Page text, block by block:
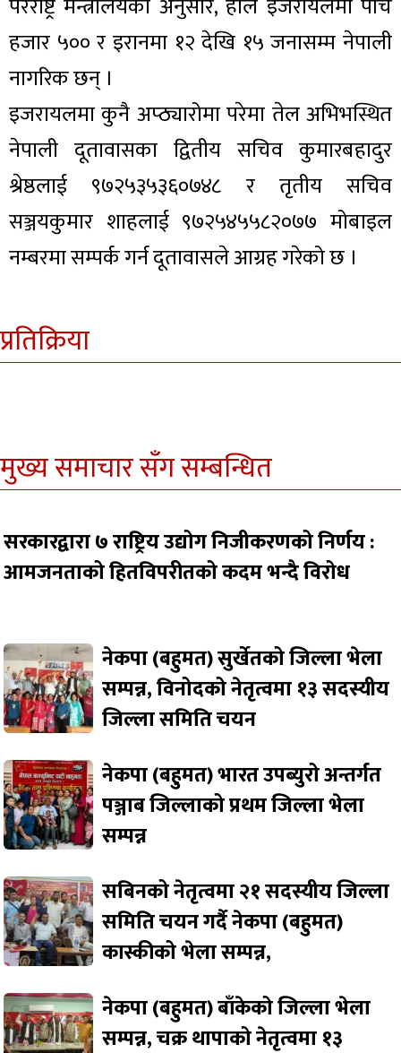
परराष्ट्र मन्त्रालयका अनुसार, हाल इजरायलमा पाँच
हजार ५०० र इरानमा १२ देखि १५ जनासम्म नेपाली
नागरिक छन् ।
इजरायलमा कुनै अप्ठ्यारोमा परेमा तेल अभिभस्थित
नेपाली दूतावासका द्वितीय सचिव कुमारबहादुर
श्रेष्ठलाई ९७२५३५३६०७४८ र तृतीय सचिव
सञ्जयकुमार शाहलाई ९७२५४५५८२०७७ मोबाइल
नम्बरमा सम्पर्क गर्न दूतावासले आग्रह गरेको छ ।
प्रतिक्रिया
मुख्य समाचार सँग सम्बन्धित
सरकारद्वारा ७ राष्ट्रिय उद्योग निजीकरणको निर्णय :
आमजनताको हितविपरीतको कदम भन्दै विरोध
नेकपा (बहुमत) सुर्खेतको जिल्ला भेला
सम्पन्न, विनोदको नेतृत्वमा १३ सदस्यीय
जिल्ला समिति चयन
नेकपा (बहुमत) भारत उपब्युरो अन्तर्गत
पञ्जाब जिल्लाको प्रथम जिल्ला भेला
सम्पन्न
सबिनको नेतृत्वमा २१ सदस्यीय जिल्ला
समिति चयन गर्दै नेकपा (बहुमत)
कास्कीको भेला सम्पन्न,
नेकपा (बहुमत) बाँकेको जिल्ला भेला
सम्पन्न, चक्र थापाको नेतृत्वमा १३